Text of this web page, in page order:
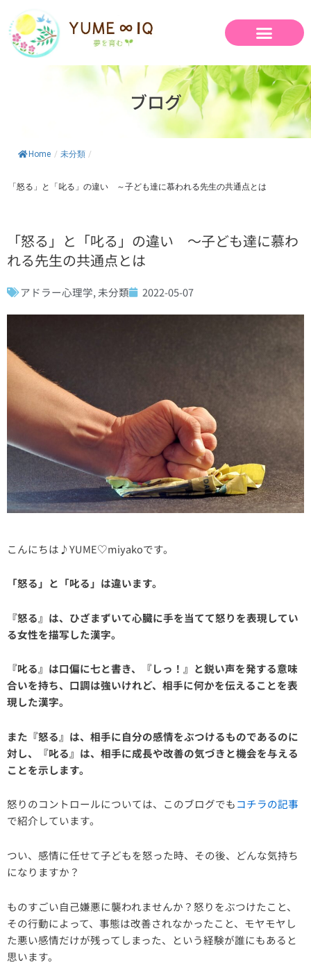
ブログ
Home / 未分類 /
「怒る」と「叱る」の違い ～子ども達に慕われる先生の共通点とは
「怒る」と「叱る」の違い ～子ども達に慕わ
れる先生の共通点とは
アドラー心理学,未分類 2022-05-07
こんにちは♪YUME♡miyakoです。
「怒る」と「叱る」は違います。
『怒る』は、ひざまずいて心臓に手を当てて怒りを表現してい
る女性を描写した漢字。
『叱る』は口偏に七と書き、『しっ！』と鋭い声を発する意味
合いを持ち、口調は強いけれど、相手に何かを伝えることを表
現した漢字。
また『怒る』は、相手に自分の感情をぶつけるものであるのに
対し、『叱る』は、相手に成長や改善の気づきと機会を与える
ことを示します。
怒りのコントロールについては、このブログでもコチラの記事
で紹介しています。
つい、感情に任せて子どもを怒った時、その後、どんな気持ち
になりますか？
ものすごい自己嫌悪に襲われませんか？怒りをぶつけたこと、
その行動によって、事態は改善されなかったこと、モヤモヤし
た悪い感情だけが残ってしまった、という経験が誰にもあると
思います。